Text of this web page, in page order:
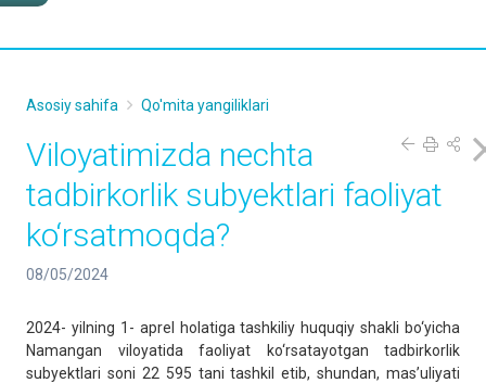
Asosiy sahifa Qo'mita yangiliklari
Viloyatimizda nechta
tadbirkorlik subyektlari faoliyat
ko‘rsatmoqda?
08/05/2024
2024- yilning 1- aprel holatiga tashkiliy huquqiy shakli bo‘yicha
Namangan viloyatida faoliyat ko‘rsatayotgan tadbirkorlik
subyektlari soni 22 595 tani tashkil etib, shundan, mas’uliyati